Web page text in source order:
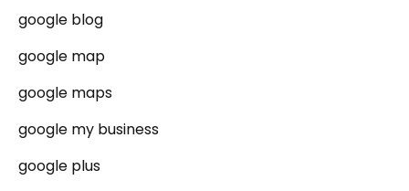
google blog
google map
google maps
google my business
google plus